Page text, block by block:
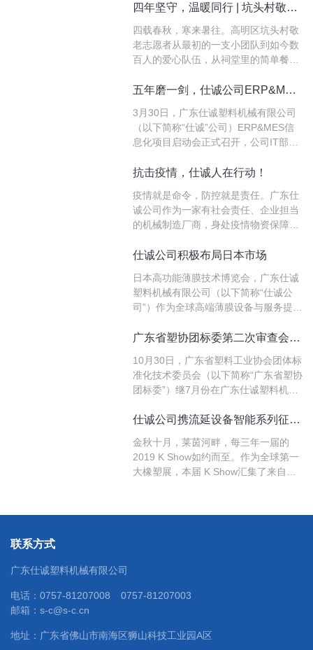
转化，旨在提升生产企业核心竞争力，
甚至领先地位。本次大会由宁波市新材
料产业…
四年坚守，温暖同行 | 坑头村敬老服务的“变”与“不变”
四载春秋，寒来暑往。高明区坑头村敬
老志愿者从最初的一支小团队到如今数
百人的爱心队伍，从祠堂里的简单餐食
老服务在时光中沉淀出温暖的力量。今
您走进这场关于爱与成长的旅程。
五年磨一剑，仕诚公司ERP&MES项目正式启动，加速工业互联网建设
3月30日，广东仕诚塑料机械有限公司
（以下简称“仕诚”公司）ERP&MES信
息化项目启动会正式召开，公司IT部、
方服务公司的主要人员出席了本次会
动，仕诚在信息化建设的路上跨出了最
为核心关键的…
抗击疫情，仕诚人在行动！
疫情就是命令，防控就是责任。广东仕
诚公司作为一家有社会责任、企业担当
的机械制造厂商，身处疫情物资保障产
贷。一方面，为保障复工复产，广东仕
毒，每天定时定点为员工发放防疫物
资，测量体温，设…
仕诚公司积极布局日本市场
日本高功能薄膜技术博览会，广东仕诚
塑料机械有限公司（以下简称“仕诚公
司”）作为全球高端薄膜设备与服务提供
台竞技，展示我司流延膜设备的最新技广东省塑协团标委第二次审查会议在仕诚公司召开
10月30日，广东省塑料工业协会团体标
准化技术委员会（以下简称“广东省塑协
团标委”）继7月份在广东仕诚塑料机械
了成立大会后，再次在仕诚公司召开其
会议。
仕诚公司携流延设备智能系列征战2019 K Show
金秋十月，莱茵河畔，每三年一届的
2019 K Show如约而至。作为全球第一
大橡塑展，本届 K Show汇集了来自德
业。欧洲参展商依然是2019 K Show的
联系方式
广东仕诚塑料机械有限公司
电话： 0757-81207008
0757-81207003
邮箱： s-c@s-c.cn
地址：广东省佛山市南海区狮山科技工业园A区